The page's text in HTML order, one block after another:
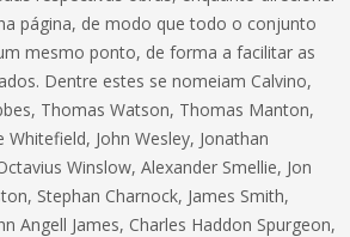
página, de modo que todo o conjunto
mesmo ponto, de forma a facilitar as
Dentre estes se nomeiam Calvino,
Thomas Watson, Thomas Manton,
Whitefield, John Wesley, Jonathan
Winslow, Alexander Smellie, Jon
Stephan Charnock, James Smith,
Angell James, Charles Haddon Spurgeon,